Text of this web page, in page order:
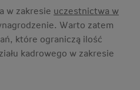
w zakresie uczestnictwa w
Warto zatem
które ograniczą ilość
kadrowego w zakresie